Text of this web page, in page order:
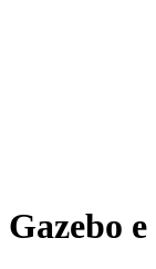
Gazebo